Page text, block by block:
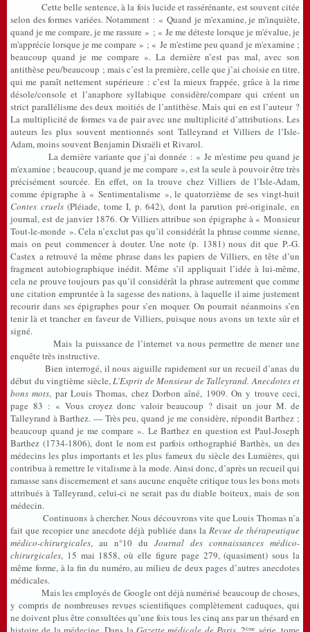
Cette belle sentence, à la fois lucide et rassérénante, est souvent citée
selon des formes variées. Notamment : « Quand je m'examine, je m'inquiète,
quand je me compare, je me rassure » ; « Je me déteste lorsque je m'évalue, je
m'apprécie lorsque je me compare » ; « Je m'estime peu quand je m'examine ;
beaucoup quand je me compare ». La dernière n’est pas mal, avec son
antithèse peu/beaucoup ; mais c’est la première, celle que j’ai choisie en titre,
qui me paraît nettement supérieure : c’est la mieux frappée, grâce à la rime
désole/console et l’anaphore syllabique considère/compare qui créent un
strict parallélisme des deux moitiés de l’antithèse. Mais qui en est l’auteur ?
La multiplicité de formes va de pair avec une multiplicité d’attributions. Les
auteurs les plus souvent mentionnés sont Talleyrand et Villiers de l’Isle-
Adam, moins souvent Benjamin Disraëli et Rivarol.
La dernière variante que j’ai donnée : « Je m'estime peu quand je
m'examine ; beaucoup, quand je me compare », est la seule à pouvoir être très
précisément sourcée. En effet, on la trouve chez Villiers de l’Isle-Adam,
comme épigraphe à « Sentimentalisme », le quatorzième de ses vingt-huit
Contes cruels(Pléiade, tome I, p. 642), dont la parution pré-originale, en
journal, est de janvier 1876. Or Villiers attribue son épigraphe à « Monsieur
Tout-le-monde ». Cela n’exclut pas qu’il considérât la phrase comme sienne,
mais on peut commencer à douter. Une note (p. 1381) nous dit que P.-G.
Castex a retrouvé la même phrase dans les papiers de Villiers, en tête d’un
fragment autobiographique inédit. Même s’il appliquait l’idée à lui-même,
cela ne prouve toujours pas qu’il considérât la phrase autrement que comme
une citation empruntée à la sagesse des nations, à laquelle il aime justement
recourir dans ses épigraphes pour s’en moquer. On pourrait néanmoins s’en
tenir là et trancher en faveur de Villiers, puisque nous avons un texte sûr et
signé.
Mais la puissance de l’internet va nous permettre de mener une
enquête très instructive.
Bien interrogé, il nous aiguille rapidement sur un recueil d’anas du
début du vingtième siècle,L’Esprit de Monsieur de Talleyrand. Anecdotes et
bons mots, par Louis Thomas, chez Dorbon aîné, 1909. On y trouve ceci,
page 83 : « Vous croyez donc valoir beaucoup ? disait un jour M. de
Talleyrand à Barthez. — Très peu, quand je me considère, répondit Barthez ;
beaucoup quand je me compare ». Le Barthez en question est Paul-Joseph
Barthez (1734-1806), dont le nom est parfois orthographié Barthès, un des
médecins les plus importants et les plus fameux du siècle des Lumières, qui
contribua à remettre le vitalisme à la mode. Ainsi donc, d’après un recueil qui
ramasse sans discernement et sans aucune enquête critique tous les bons mots
attribués à Talleyrand, celui-ci ne serait pas du diable boiteux, mais de son
médecin.
Continuons à chercher. Nous découvrons vite que Louis Thomas n’a
fait que recopier une anecdote déjà publiée dans la Revue de thérapeutique
médico-chirurgicales, au n°10 du Journal des connaissances médico-
chirurgicales, 15 mai 1858, où elle figure page 279, (quasiment) sous la
même forme, à la fin du numéro, au milieu de deux pages d’autres anecdotes
médicales.
Mais les employés de Google ont déjà numérisé beaucoup de choses,
y compris de nombreuses revues scientifiques complètement caduques, qui
ne doivent plus être consultées qu’une fois tous les cinq ans par un thésard en
ème